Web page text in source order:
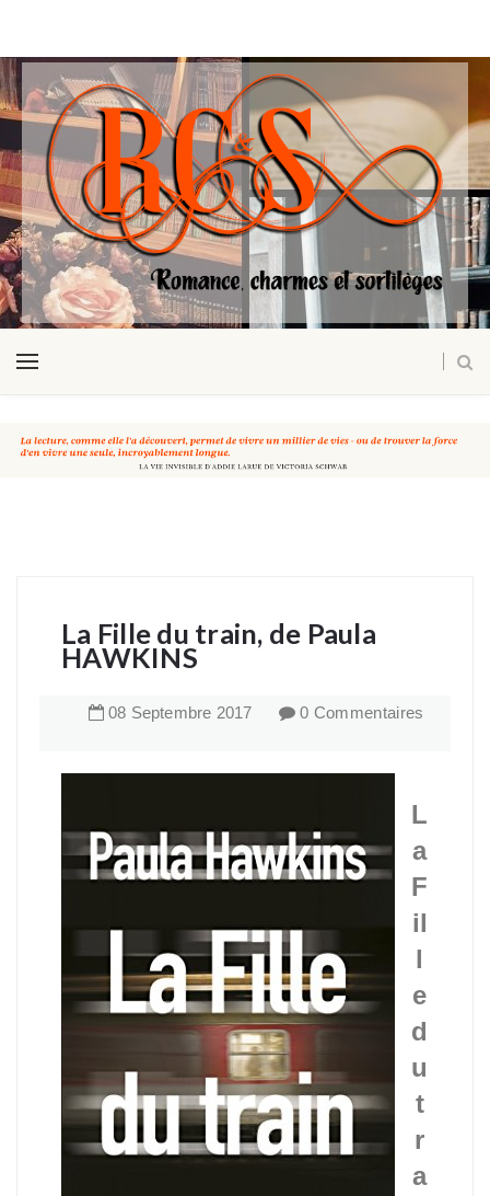
La Fille du train, de Paula
HAWKINS
08 Septembre 2017 0 Commentaires
L
a
F
il
l
e
d
u
t
r
a